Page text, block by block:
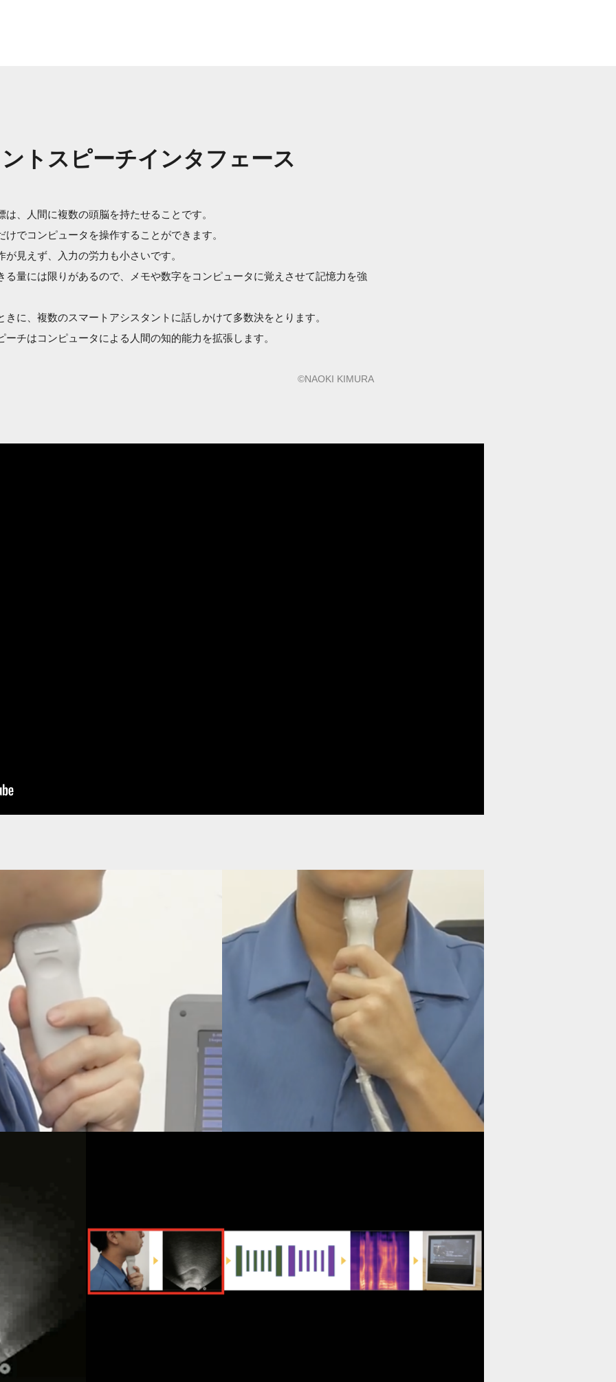
トスピーチインタフェース
は、人間に複数の頭脳を持たせることです。
けでコンピュータを操作することができます。
が見えず、入力の労力も小さいです。
る量には限りがあるので、メモや数字をコンピュータに覚えさせて記憶力を強
きに、複数のスマートアシスタントに話しかけて多数決をとります。
ーチはコンピュータによる人間の知的能力を拡張します。
©NAOKI KIMURA